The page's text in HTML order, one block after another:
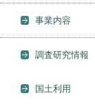
事業内容
調査研究情報
国土利用